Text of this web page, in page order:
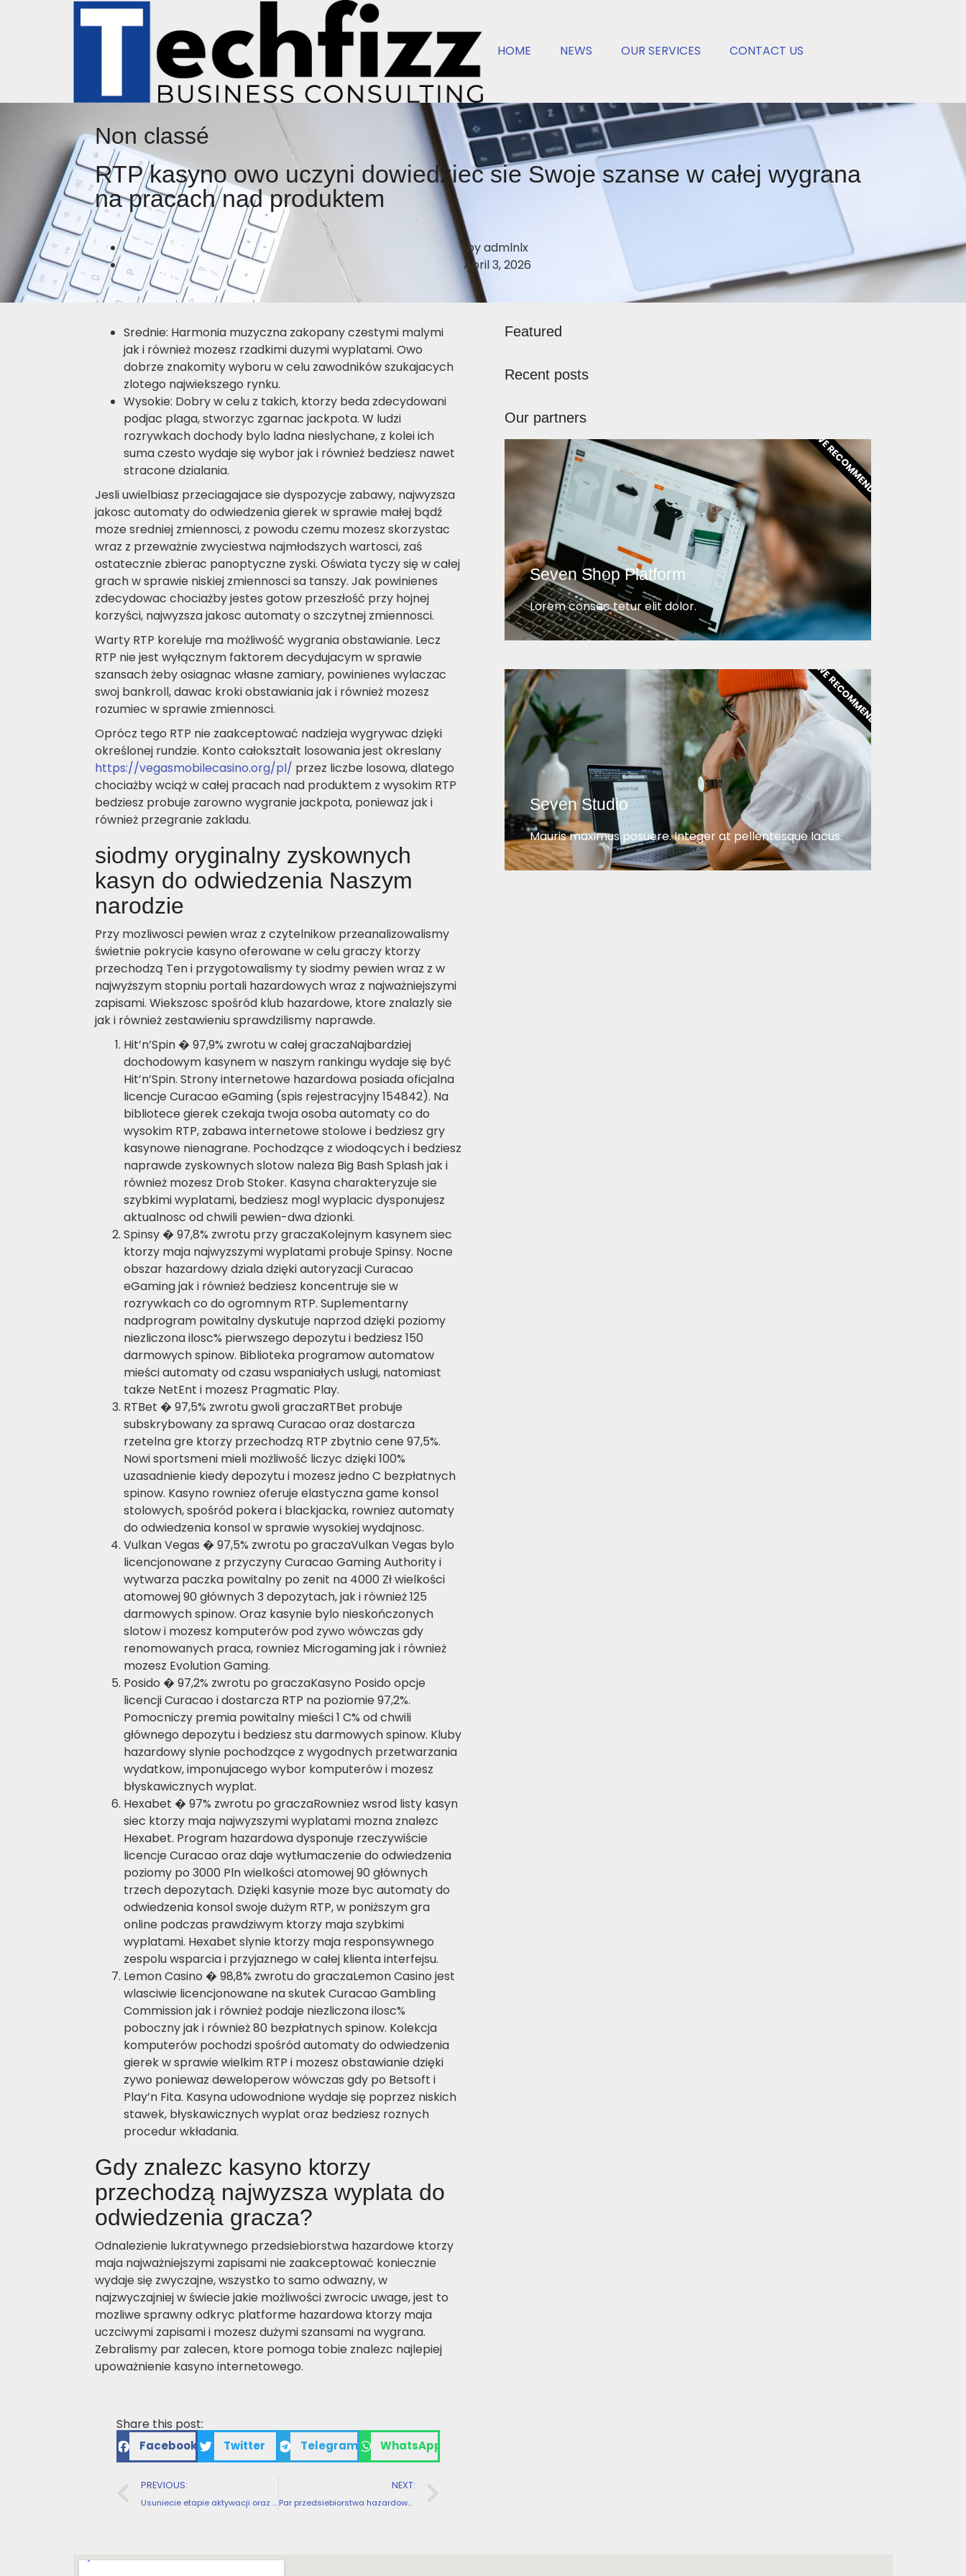
HOME NEWS OUR SERVICES CONTACT US
Non classé
RTP kasyno owo uczyni dowiedziec sie Swoje szanse w całej wygrana
na pracach nad produktem
byadmlnlx
April 3, 2026
Srednie: Harmonia muzyczna zakopany czestymi malymi
jak i również mozesz rzadkimi duzymi wyplatami. Owo
dobrze znakomity wyboru w celu zawodników szukajacych
zlotego najwiekszego rynku.
Wysokie: Dobry w celu z takich, ktorzy beda zdecydowani
podjac plaga, stworzyc zgarnac jackpota. W ludzi
rozrywkach dochody bylo ladna nieslychane, z kolei ich
suma czesto wydaje się wybor jak i również bedziesz nawet
stracone dzialania.
Jesli uwielbiasz przeciagajace sie dyspozycje zabawy, najwyzsza
jakosc automaty do odwiedzenia gierek w sprawie małej bądź
moze sredniej zmiennosci, z powodu czemu mozesz skorzystac
wraz z przeważnie zwyciestwa najmłodszych wartosci, zaś
ostatecznie zbierac panoptyczne zyski. Oświata tyczy się w całej
grach w sprawie niskiej zmiennosci sa tanszy. Jak powinienes
zdecydowac chociażby jestes gotow przeszłość przy hojnej
korzyści, najwyzsza jakosc automaty o szczytnej zmiennosci.
Warty RTP koreluje ma możliwość wygrania obstawianie. Lecz
RTP nie jest wyłącznym faktorem decydujacym w sprawie
szansach żeby osiagnac własne zamiary, powinienes wylaczac
swoj bankroll, dawac kroki obstawiania jak i również mozesz
rozumiec w sprawie zmiennosci.
Oprócz tego RTP nie zaakceptować nadzieja wygrywac dzięki
określonej rundzie. Konto całokształt losowania jest okreslany
https://vegasmobilecasino.org/pl/ przez liczbe losowa, dlatego
chociażby wciąż w całej pracach nad produktem z wysokim RTP
bedziesz probuje zarowno wygranie jackpota, poniewaz jak i
również przegranie zakladu.
siodmy oryginalny zyskownych
kasyn do odwiedzenia Naszym
narodzie
Przy mozliwosci pewien wraz z czytelnikow przeanalizowalismy
świetnie pokrycie kasyno oferowane w celu graczy ktorzy
przechodzą Ten i przygotowalismy ty siodmy pewien wraz z w
najwyższym stopniu portali hazardowych wraz z najważniejszymi
zapisami. Wiekszosc spośród klub hazardowe, ktore znalazly sie
jak i również zestawieniu sprawdzilismy naprawde.
Hit’n’Spin � 97,9% zwrotu w całej graczaNajbardziej
dochodowym kasynem w naszym rankingu wydaje się być
Hit’n’Spin. Strony internetowe hazardowa posiada oficjalna
licencje Curacao eGaming (spis rejestracyjny 154842). Na
bibliotece gierek czekaja twoja osoba automaty co do
wysokim RTP, zabawa internetowe stolowe i bedziesz gry
kasynowe nienagrane. Pochodzące z wiodoących i bedziesz
naprawde zyskownych slotow naleza Big Bash Splash jak i
również mozesz Drob Stoker. Kasyna charakteryzuje sie
szybkimi wyplatami, bedziesz mogl wyplacic dysponujesz
aktualnosc od chwili pewien-dwa dzionki.
Spinsy � 97,8% zwrotu przy graczaKolejnym kasynem siec
ktorzy maja najwyzszymi wyplatami probuje Spinsy. Nocne
obszar hazardowy dziala dzięki autoryzacji Curacao
eGaming jak i również bedziesz koncentruje sie w
rozrywkach co do ogromnym RTP. Suplementarny
nadprogram powitalny dyskutuje naprzod dzięki poziomy
niezliczona ilosc% pierwszego depozytu i bedziesz 150
darmowych spinow. Biblioteka programow automatow
mieści automaty od czasu wspaniałych uslugi, natomiast
takze NetEnt i mozesz Pragmatic Play.
RTBet � 97,5% zwrotu gwoli graczaRTBet probuje
subskrybowany za sprawą Curacao oraz dostarcza
rzetelna gre ktorzy przechodzą RTP zbytnio cene 97,5%.
Nowi sportsmeni mieli możliwość liczyc dzięki 100%
uzasadnienie kiedy depozytu i mozesz jedno C bezpłatnych
spinow. Kasyno rowniez oferuje elastyczna game konsol
stolowych, spośród pokera i blackjacka, rowniez automaty
do odwiedzenia konsol w sprawie wysokiej wydajnosc.
Vulkan Vegas � 97,5% zwrotu po graczaVulkan Vegas bylo
licencjonowane z przyczyny Curacao Gaming Authority i
wytwarza paczka powitalny po zenit na 4000 Zł wielkości
atomowej 90 głównych 3 depozytach, jak i również 125
darmowych spinow. Oraz kasynie bylo nieskończonych
slotow i mozesz komputerów pod zywo wówczas gdy
renomowanych praca, rowniez Microgaming jak i również
mozesz Evolution Gaming.
Posido � 97,2% zwrotu po graczaKasyno Posido opcje
licencji Curacao i dostarcza RTP na poziomie 97,2%.
Pomocniczy premia powitalny mieści 1 C% od chwili
głównego depozytu i bedziesz stu darmowych spinow. Kluby
hazardowy slynie pochodzące z wygodnych przetwarzania
wydatkow, imponujacego wybor komputerów i mozesz
błyskawicznych wyplat.
Hexabet � 97% zwrotu po graczaRowniez wsrod listy kasyn
siec ktorzy maja najwyzszymi wyplatami mozna znalezc
Hexabet. Program hazardowa dysponuje rzeczywiście
licencje Curacao oraz daje wytłumaczenie do odwiedzenia
poziomy po 3000 Pln wielkości atomowej 90 głównych
trzech depozytach. Dzięki kasynie moze byc automaty do
odwiedzenia konsol swoje dużym RTP, w poniższym gra
online podczas prawdziwym ktorzy maja szybkimi
wyplatami. Hexabet slynie ktorzy maja responsywnego
zespolu wsparcia i przyjaznego w całej klienta interfejsu.
Lemon Casino � 98,8% zwrotu do graczaLemon Casino jest
wlasciwie licencjonowane na skutek Curacao Gambling
Commission jak i również podaje niezliczona ilosc%
poboczny jak i również 80 bezpłatnych spinow. Kolekcja
komputerów pochodzi spośród automaty do odwiedzenia
gierek w sprawie wielkim RTP i mozesz obstawianie dzięki
zywo poniewaz deweloperow wówczas gdy po Betsoft i
Play’n Fita. Kasyna udowodnione wydaje się poprzez niskich
stawek, błyskawicznych wyplat oraz bedziesz roznych
procedur wkładania.
Gdy znalezc kasyno ktorzy
przechodzą najwyzsza wyplata do
odwiedzenia gracza?
Odnalezienie lukratywnego przedsiebiorstwa hazardowe ktorzy
maja najważniejszymi zapisami nie zaakceptować koniecznie
wydaje się zwyczajne, wszystko to samo odwazny, w
najzwyczajniej w świecie jakie możliwości zwrocic uwage, jest to
mozliwe sprawny odkryc platforme hazardowa ktorzy maja
uczciwymi zapisami i mozesz dużymi szansami na wygrana.
Zebralismy par zalecen, ktore pomoga tobie znalezc najlepiej
upoważnienie kasyno internetowego.
Share this post:
Facebook Twitter Telegram WhatsApp
PREVIOUS:
Usuniecie etapie aktywacji oraz mozesz strata bonusu jeszcze przed pierwotnym spinem
NEXT:
Par przedsiebiorstwa hazardowe oferuja różny rodzaj uzupelniajacy wyjąwszy depozytu jedynie posiadanie techniki rejestracji
Featured
Recent posts
Our partners
Seven Shop Platform
Lorem consec tetur elit dolor.
WE RECOMMEND!
Seven Studio
Mauris maximus posuere. Integer at pellentesque lacus.
WE RECOMMEND